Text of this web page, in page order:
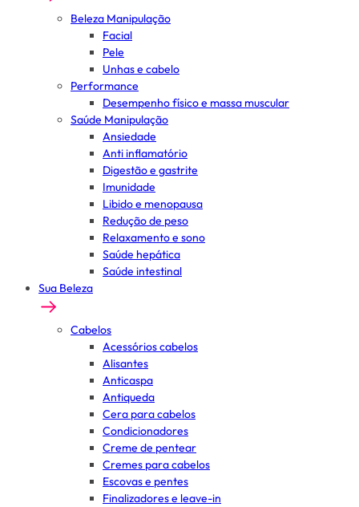
Beleza Manipulação
Facial
Pele
Unhas e cabelo
Performance
Desempenho físico e massa muscular
Saúde Manipulação
Ansiedade
Anti inflamatório
Digestão e gastrite
Imunidade
Libido e menopausa
Redução de peso
Relaxamento e sono
Saúde hepática
Saúde intestinal
Sua Beleza
Cabelos
Acessórios cabelos
Alisantes
Anticaspa
Antiqueda
Cera para cabelos
Condicionadores
Creme de pentear
Cremes para cabelos
Escovas e pentes
Finalizadores e leave-in